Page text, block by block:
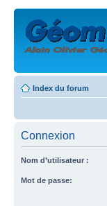
Index du forum
Connexion
Nom d’utilisateur :
Mot de passe: